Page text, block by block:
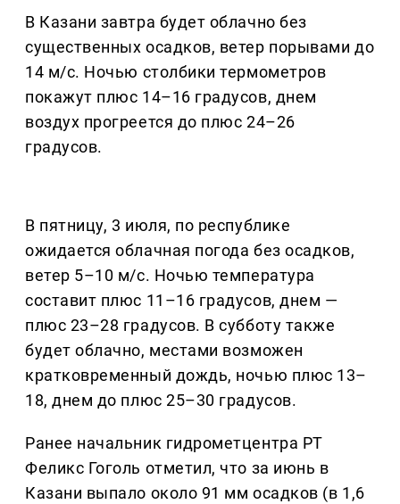
В Казани завтра будет облачно без
существенных осадков, ветер порывами до
14 м/с. Ночью столбики термометров
покажут плюс 14–16 градусов, днем
воздух прогреется до плюс 24–26
градусов.
В пятницу, 3 июля, по республике
ожидается облачная погода без осадков,
ветер 5–10 м/с. Ночью температура
составит плюс 11–16 градусов, днем —
плюс 23–28 градусов. В субботу также
будет облачно, местами возможен
кратковременный дождь, ночью плюс 13–
18, днем до плюс 25–30 градусов.
Ранее начальник гидрометцентра РТ
Феликс Гоголь отметил, что за июнь в
Казани выпало около 91 мм осадков (в 1,6